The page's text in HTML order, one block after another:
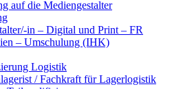
auf die Mediengestalter
in – Digital und Print – FR
– Umschulung (IHK)
Logistik
/ Fachkraft für Lagerlogistik